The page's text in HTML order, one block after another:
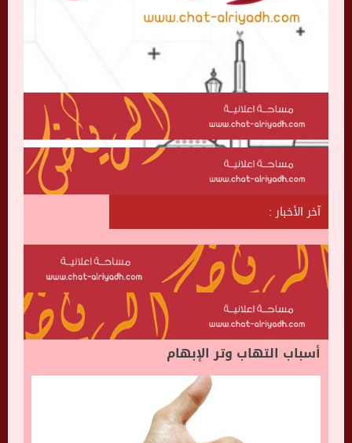
آخر الأخبار :
أسباب التهاب وتر الإبهام